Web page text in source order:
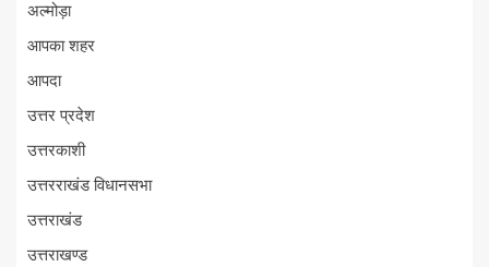
अल्मोड़ा
आपका शहर
आपदा
उत्तर प्रदेश
उत्तरकाशी
उत्तरराखंड विधानसभा
उत्तराखंड
उत्तराखण्ड